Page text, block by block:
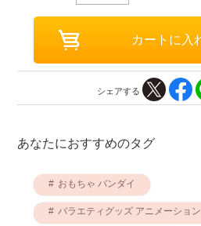
シェアする
あなたにおすすめのタグ
おもちゃ バンダイ
バラエティグッズ アニメーション